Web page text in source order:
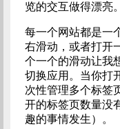
览的交互做得漂亮。
每一个网站都是一
右滑动，或者打开
个一个的滑动让我
切换应用。当你打
次性管理多个标签
开的标签页数量没
趣的事情发生）。